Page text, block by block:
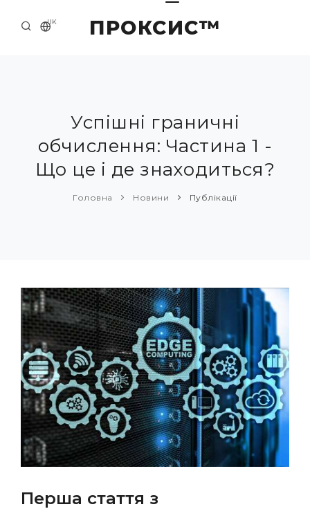
ПРОКСИС™
UK
ПРО НАС
ПРИКЛАДИ ТА РІШЕННЯ
КАТАЛОГ ПРОДУКЦІЇ
Успішні граничні
обчислення: Частина 1 -
Що це і де знаходиться?
Головна Новини Публікації
Перша стаття з